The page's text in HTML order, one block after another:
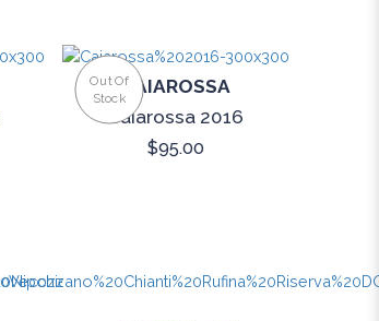
Out Of
Stock
CAIAROSSA
Caiarossa 2016
$95.00